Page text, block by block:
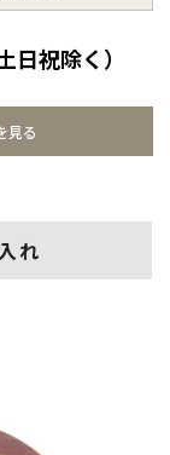
祝除く）
見る
れ